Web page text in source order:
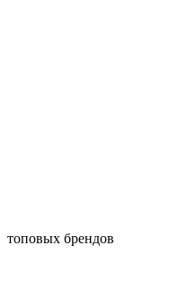
топовых брендов